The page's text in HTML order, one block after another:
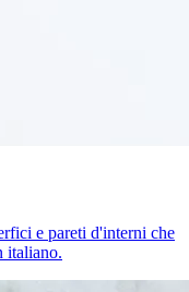
e pareti d'interni che
italiano.